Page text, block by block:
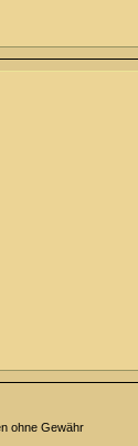
ohne Gewähr